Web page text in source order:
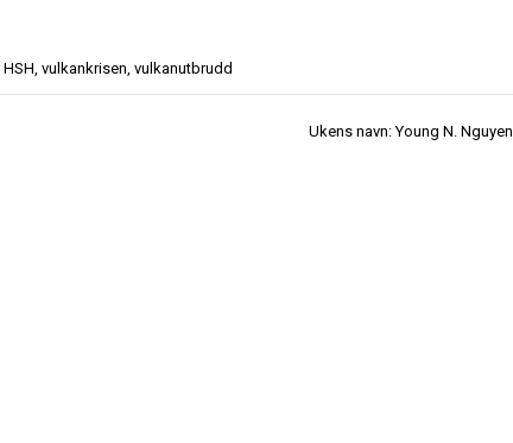
HSH, vulkankrisen, vulkanutbrudd
Ukens navn: Young N. Nguyen